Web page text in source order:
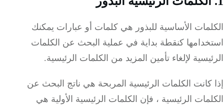
الأساسية للبذور هي كلمات أو عبارات يمكنك
كنقطة بداية في عملية البحث عن الكلمات
لإلغاء تأمين المزيد من الكلمات الرئيسية.
كانت الكلمات الرئيسية المربحة هي ناتج البحث عن
الرئيسية ، فإن الكلمات الرئيسية الأولية هي